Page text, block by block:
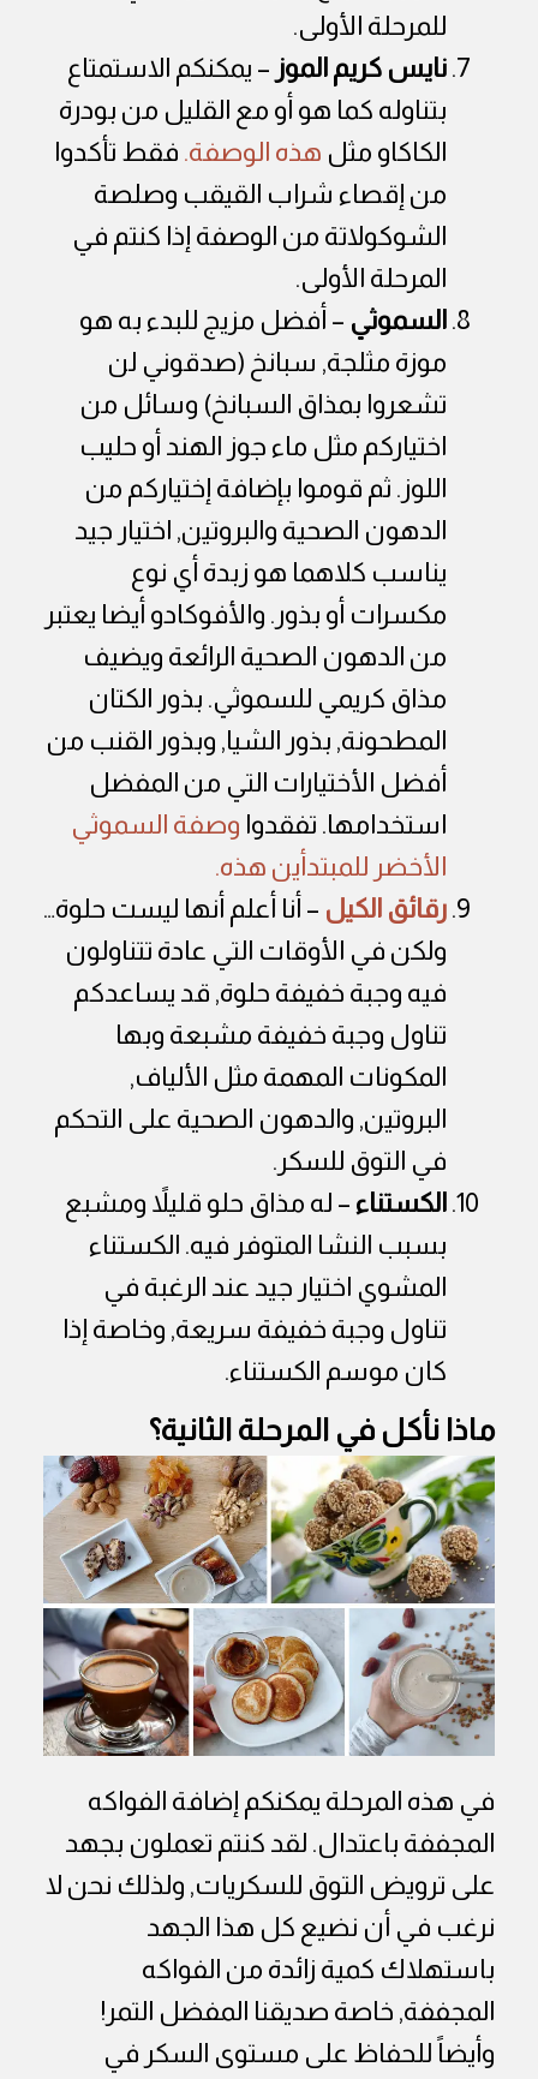
للمرحلة الأولى.
نايس كريم الموز – يمكنكم الاستمتاع
بتناوله كما هو أو مع القليل من بودرة
الكاكاو مثل هذه الوصفة. فقط تأكدوا
من إقصاء شراب القيقب وصلصة
الشوكولاتة من الوصفة إذا كنتم في
المرحلة الأولى.
السموثي – أفضل مزيج للبدء به هو
موزة مثلجة, سبانخ (صدقوني لن
تشعروا بمذاق السبانخ) وسائل من
اختياركم مثل ماء جوز الهند أو حليب
اللوز. ثم قوموا بإضافة إختياركم من
الدهون الصحية والبروتين, اختيار جيد
يناسب كلاهما هو زبدة أي نوع
مكسرات أو بذور. والأفوكادو أيضا يعتبر
من الدهون الصحية الرائعة ويضيف
مذاق كريمي للسموثي. بذور الكتان
المطحونة, بذور الشيا, وبذور القنب من
أفضل الأختيارات التي من المفضل
استخدامها. تفقدوا وصفة السموثي
الأخضر للمبتدأين هذه.
رقائق الكيل – أنا أعلم أنها ليست حلوة…
ولكن في الأوقات التي عادة تتناولون
فيه وجبة خفيفة حلوة, قد يساعدكم
تناول وجبة خفيفة مشبعة وبها
المكونات المهمة مثل الألياف,
البروتين, والدهون الصحية على التحكم
في التوق للسكر.
الكستناء – له مذاق حلو قليلاً ومشبع
بسبب النشا المتوفر فيه. الكستناء
المشوي اختيار جيد عند الرغبة في
تناول وجبة خفيفة سريعة, وخاصة إذا
كان موسم الكستناء.
ماذا نأكل في المرحلة الثانية؟
في هذه المرحلة يمكنكم إضافة الفواكه
المجففة باعتدال. لقد كنتم تعملون بجهد
على ترويض التوق للسكريات, ولذلك نحن لا
نرغب في أن نضيع كل هذا الجهد
باستهلاك كمية زائدة من الفواكه
المجففة, خاصة صديقنا المفضل التمر!
وأيضاً للحفاظ على مستوى السكر في